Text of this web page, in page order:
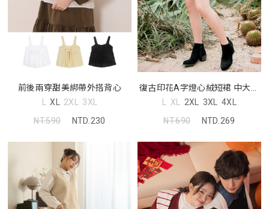
前後兩穿甜美綁帶外搭背心
L XL 2XL 3XL
NT.590
NTD.230
復古印花A字燈心絨短裙 中大尺
碼裙子
L XL 2XL 3XL 4XL
NT.690
NTD.269